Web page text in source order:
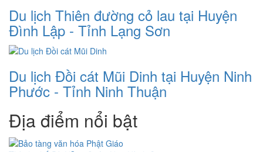
Du lịch Thiên đường cỏ lau tại Huyện
Đình Lập - Tỉnh Lạng Sơn
Du lịch Đồi cát Mũi Dinh tại Huyện Ninh
Phước - Tỉnh Ninh Thuận
Địa điểm nổi bật